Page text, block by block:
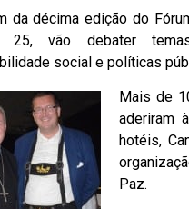
da décima edição do
25, vão debater
social e políticas
Mais de
aderiram
hotéis,
Paz.